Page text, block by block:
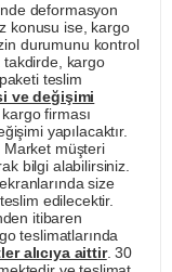
deformasyon
konusu ise, kargo
durumunu kontrol
kargo
teslim
ve değişimi
firması
yapılacaktır.
Market müşteri
bilgi alabilirsiniz.
size
edilecektir.
itibaren
teslimatlarında
alıcıya aittir. 30